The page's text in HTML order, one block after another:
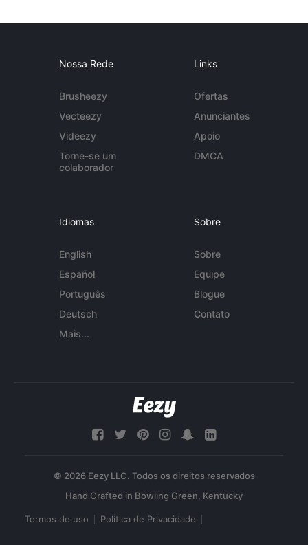
Nossa Rede
Brusheezy
Vecteezy
Videezy
Torne-se um
colaborador
Links
Ofertas
Anunciantes
Apoio
DMCA
Idiomas
English
Español
Português
Deutsch
Mais...
Sobre
Sobre
Equipe
Blogue
Contato
© 2026 Eezy LLC. Todos os direitos reservados
Termos de uso Política de Privacidade